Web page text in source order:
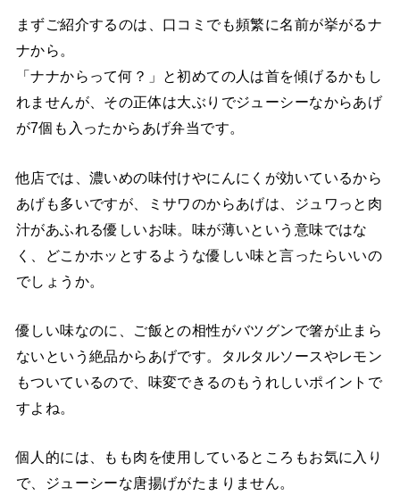
まずご紹介するのは、口コミでも頻繁に名前が挙がるナ
ナから。
「ナナからって何？」と初めての人は首を傾げるかもし
れませんが、その正体は大ぶりでジューシーなからあげ
が7個も入ったからあげ弁当です。
他店では、濃いめの味付けやにんにくが効いているから
あげも多いですが、ミサワのからあげは、ジュワっと肉
汁があふれる優しいお味。味が薄いという意味ではな
く、どこかホッとするような優しい味と言ったらいいの
でしょうか。
優しい味なのに、ご飯との相性がバツグンで箸が止まら
ないという絶品からあげです。タルタルソースやレモン
もついているので、味変できるのもうれしいポイントで
すよね。
個人的には、もも肉を使用しているところもお気に入り
で、ジューシーな唐揚げがたまりません。